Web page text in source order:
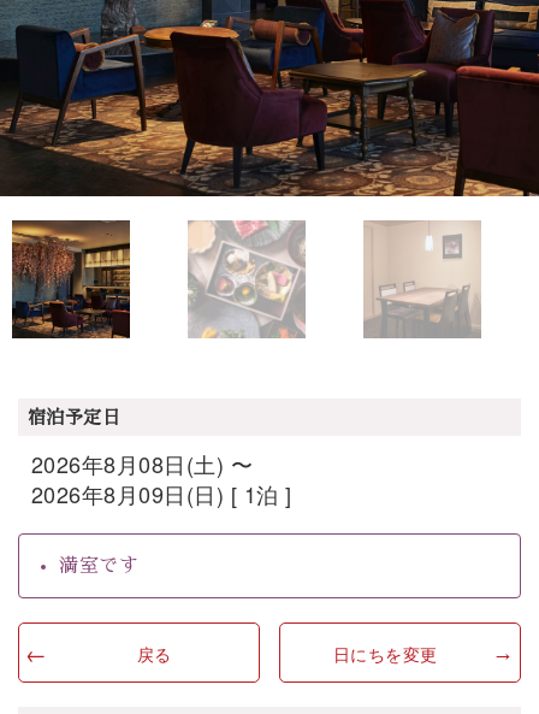
宿泊予定日
2026年8月08日(土) 〜
2026年8月09日(日) [ 1泊 ]
満室です
戻る 日にちを変更